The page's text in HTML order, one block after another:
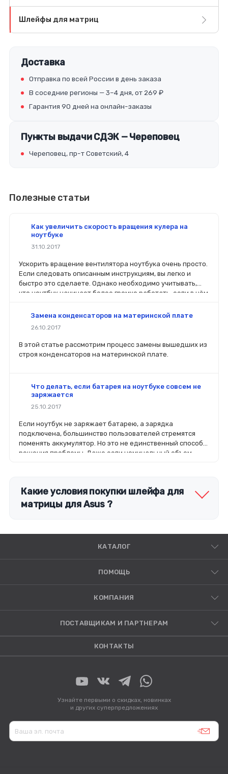
Шлейфы для матриц
Доставка
Отправка по всей России в день заказа
В соседние регионы — 3–4 дня, от 269 ₽
Гарантия 90 дней на онлайн-заказы
Пункты выдачи СДЭК — Череповец
Череповец, пр-т Советский, 4
Полезные статьи
Как увеличить скорость вращения кулера на
ноутбуке
31.10.2017
Ускорить вращение вентилятора ноутбука очень просто.
Если следовать описанным инструкциям, вы легко и
быстро это сделаете. Однако необходимо учитывать,
что ноутбук начинает более громко работать, если в нём
Замена конденсаторов на материнской плате
26.10.2017
В этой статье рассмотрим процесс замены вышедших из
строя конденсаторов на материнской плате.
Что делать, если батарея на ноутбуке совсем не
заряжается
25.10.2017
Если ноутбук не заряжает батарею, а зарядка
подключена, большинство пользователей стремятся
поменять аккумулятор. Но это не единственный способ
решения проблемы. Даже если номинальный объем
Какие условия покупки шлейфа для
матрицы для Asus ?
КАТАЛОГ
ПОМОЩЬ
КОМПАНИЯ
ПОСТАВЩИКАМ И ПАРТНЕРАМ
КОНТАКТЫ
Узнайте первыми о скидках, новинках
и других суперпредложениях